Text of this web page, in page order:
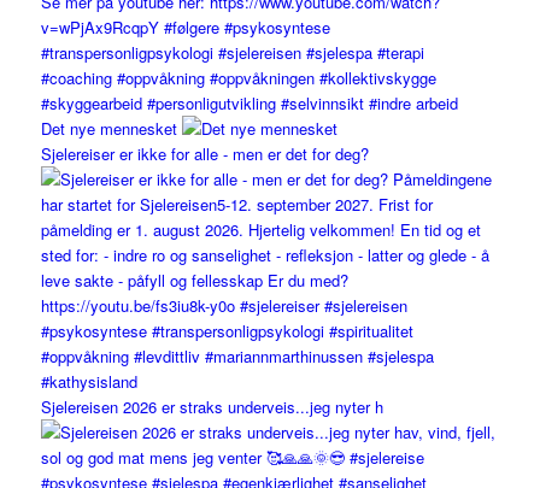
Det nye mennesket
Sjelereiser er ikke for alle - men er det for deg?
Sjelereisen 2026 er straks underveis...jeg nyter h